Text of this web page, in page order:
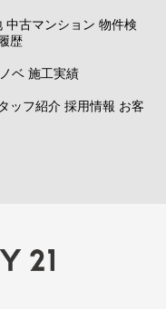
中古マンション 物件検
歴
ベ 施工実績
ッフ紹介 採用情報 お客